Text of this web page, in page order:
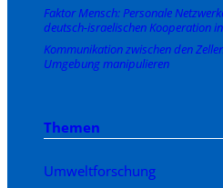
Faktor Mensch: Personale
deutsch-israelischen Kooperation
Kommunikation zwischen den
Umgebung manipulieren
Themen
Umweltforschung